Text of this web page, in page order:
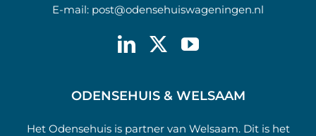
E-mail: post@odensehuiswageningen.nl
ODENSEHUIS & WELSAAM
Het Odensehuis is partner van Welsaam. Dit is het